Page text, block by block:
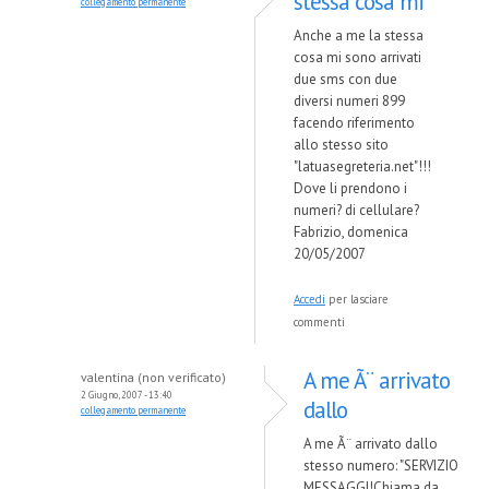
Anche a me la stessa
cosa mi sono arrivati
due sms con due
diversi numeri 899
facendo riferimento
allo stesso sito
"latuasegreteria.net"!!!
Dove li prendono i
numeri? di cellulare?
Fabrizio, domenica
20/05/2007
Accedi per lasciare
commenti
valentina (non verificato)
2 Giugno, 2007 - 13:40
collegamento permanente
A me Ã¨ arrivato
dallo
A me Ã¨ arrivato dallo
stesso numero: "SERVIZIO